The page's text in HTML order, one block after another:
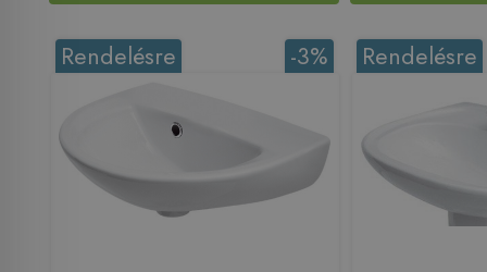
-3%
Rendelésre Rendelésre